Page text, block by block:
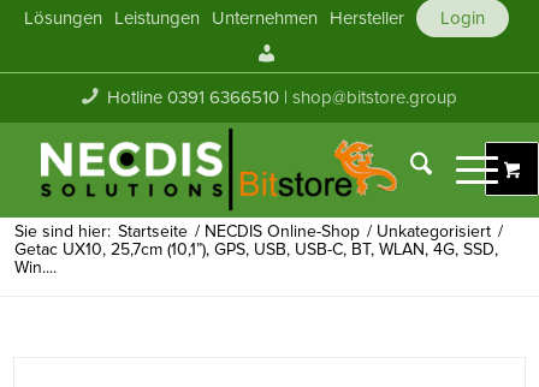
Lösungen Leistungen Unternehmen Hersteller
Login
Konto
Hotline 0391 6366510 |shop@bitstore.group
Sie sind hier: Startseite / NECDIS Online-Shop / Unkategorisiert /
Getac UX10, 25,7cm (10,1”), GPS, USB, USB-C, BT, WLAN, 4G, SSD,
Win....